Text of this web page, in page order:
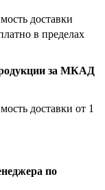
доставки
в пределах
за МКАД
доставки от 1
по